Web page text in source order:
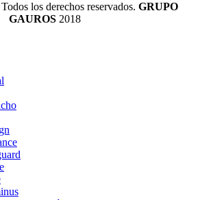
los derechos reservados. GRUPO
GAUROS2018